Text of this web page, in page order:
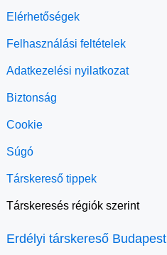
Elérhetőségek
Felhasználási feltételek
Adatkezelési nyilatkozat
Biztonság
Cookie
Súgó
Társkereső tippek
Társkeresés régiók szerint
Erdélyi társkereső Budapest